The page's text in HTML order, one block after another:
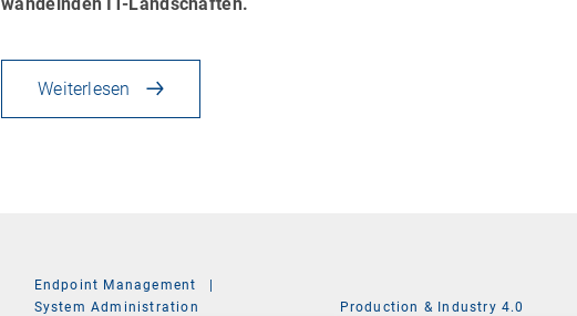
Weiterlesen
Endpoint Management
|
System Administration
Production & Industry 4.0